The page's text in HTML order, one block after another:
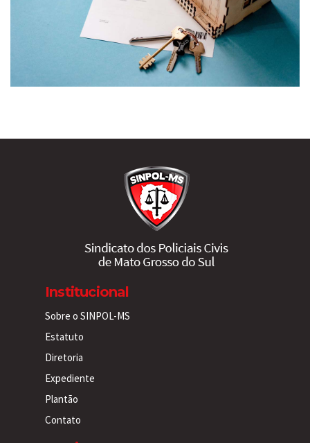
Institucional
Sobre o SINPOL-MS
Estatuto
Diretoria
Expediente
Plantão
Contato